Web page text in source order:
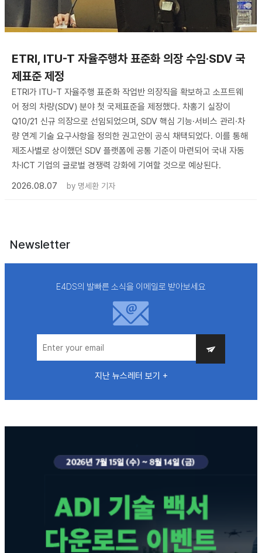
ETRI, ITU-T 자율주행차 표준화 의장 수임·SDV 국
제표준 제정
ETRI가 ITU-T 자율주행 표준화 작업반 의장직을 확보하고 소프트웨
어 정의 차량(SDV) 분야 첫 국제표준을 제정했다. 차홍기 실장이
Q10/21 신규 의장으로 선임되었으며, SDV 핵심 기능·서비스 관리·차
량 연계 기술 요구사항을 정의한 권고안이 공식 채택되었다. 이를 통해
제조사별로 상이했던 SDV 플랫폼에 공통 기준이 마련되어 국내 자동
차·ICT 기업의 글로벌 경쟁력 강화에 기여할 것으로 예상된다.
2026.08.07
by 명세환 기자
Newsletter
E4DS의 발빠른 소식을 이메일로 받아보세요
지난 뉴스레터 보기 +